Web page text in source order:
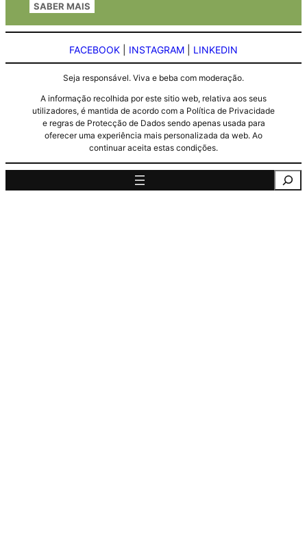
SABER MAIS
FACEBOOK INSTAGRAM LINKEDIN
Seja responsável. Viva e beba com moderação.
A informação recolhida por este sitio web, relativa aos seus
utilizadores, é mantida de acordo com a Política de Privacidade
e regras de Protecção de Dados sendo apenas usada para
oferecer uma experiência mais personalizada da web. Ao
continuar aceita estas condições.